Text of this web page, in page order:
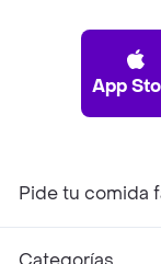
App
Pide tu comida